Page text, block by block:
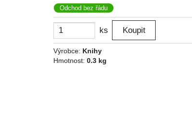
Odchod bez řádu
ks
Výrobce: Knihy
Hmotnost:0.3 kg